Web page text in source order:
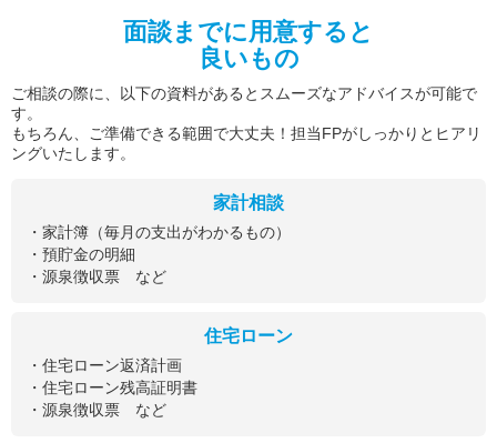
面談までに用意すると
良いもの
ご相談の際に、以下の資料があるとスムーズなアドバイスが可能で
す。
もちろん、ご準備できる範囲で大丈夫！担当FPがしっかりとヒアリ
ングいたします。
家計相談
・家計簿（毎月の支出がわかるもの）
・預貯金の明細
・源泉徴収票 など
住宅ローン
・住宅ローン返済計画
・住宅ローン残高証明書
・源泉徴収票 など